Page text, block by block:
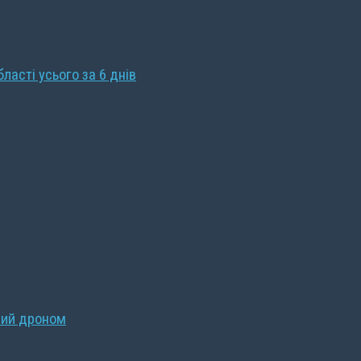
усього за 6 днів
дроном